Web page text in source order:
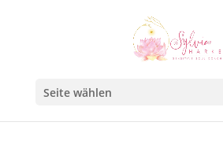
Seite wählen